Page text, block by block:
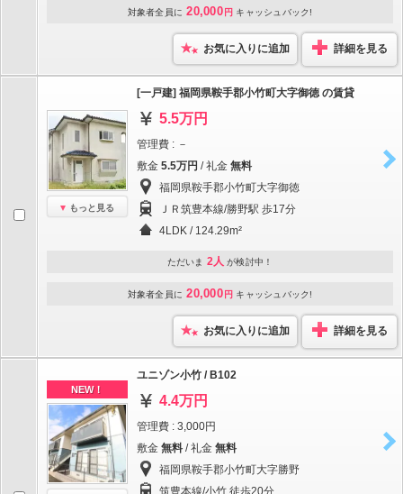
対象者全員に 20,000 円 キャッシュバック!
お気に入りに追加 詳細を見る
もっと見る
[一戸建] 福岡県鞍手郡小竹町大字御徳 の賃貸
5.5万円
管理費 : －
敷金 5.5万円 / 礼金 無料
福岡県鞍手郡小竹町大字御徳
ＪＲ筑豊本線/勝野駅 歩17分
4LDK / 124.29m²
ただいま 2人 が検討中！
対象者全員に 20,000 円 キャッシュバック!
お気に入りに追加 詳細を見る
NEW！
ユニゾン小竹 / B102
4.4万円
管理費 : 3,000円
敷金 無料 / 礼金 無料
福岡県鞍手郡小竹町大字勝野
筑豊本線/小竹 徒歩20分